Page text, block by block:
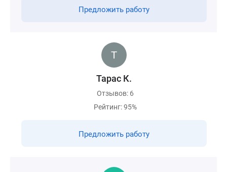
Предложить работу
Тарас К.
Отзывов: 6
Рейтинг: 95%
Предложить работу